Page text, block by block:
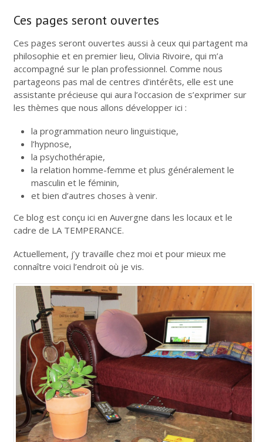
Ces pages seront ouvertes
Ces pages seront ouvertes aussi à ceux qui partagent ma
philosophie et en premier lieu, Olivia Rivoire, qui m’a
accompagné sur le plan professionnel. Comme nous
partageons pas mal de centres d’intérêts, elle est une
assistante précieuse qui aura l’occasion de s’exprimer sur
les thèmes que nous allons développer ici :
la programmation neuro linguistique,
l’hypnose,
la psychothérapie,
la relation homme-femme et plus généralement le
masculin et le féminin,
et bien d’autres choses à venir.
Ce blog est conçu ici en Auvergne dans les locaux et le
cadre de LA TEMPERANCE.
Actuellement, j’y travaille chez moi et pour mieux me
connaître voici l’endroit où je vis.